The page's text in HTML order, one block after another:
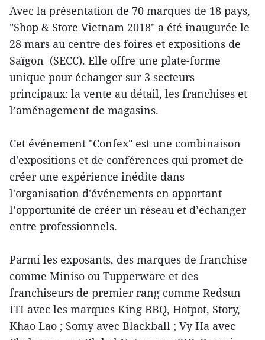
Avec la présentation de 70 marques de 18 pays,
"Shop & Store Vietnam 2018" a été inaugurée le
28 mars au centre des foires et expositions de
Saïgon (SECC). Elle offre une plate-forme
unique pour échanger sur 3 secteurs
principaux: la vente au détail, les franchises et
l’aménagement de magasins.
Cet événement "Confex" est une combinaison
d'expositions et de conférences qui promet de
créer une expérience inédite dans
l'organisation d'événements en apportant
l’opportunité de créer un réseau et d’échanger
entre professionnels.
Parmi les exposants, des marques de franchise
comme Miniso ou Tupperware et des
franchiseurs de premier rang comme Redsun
ITI avec les marques King BBQ, Hotpot, Story,
Khao Lao ; Somy avec Blackball ; Vy Ha avec